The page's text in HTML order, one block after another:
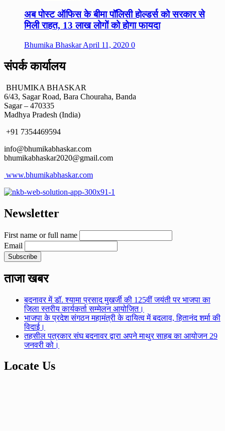
अब पोस्ट ऑफिस के बीमा पॉलिसी होल्डर्स को सरकार से
मिली राहत, 13 लाख लोगों को होगा फायदा
Bhumika BhaskarApril 11, 2020 0
संपर्क कार्यालय
BHUMIKA BHASKAR
6/43, Sagar Road, Bara Chouraha, Banda
Sagar – 470335
Madhya Pradesh (India)
+91 7354469594
info@bhumikabhaskar.com
bhumikabhaskar2020@gmail.com
www.bhumikabhaskar.com
Newsletter
First name or full name
Email
ताजा खबर
बदनावर में डॉ. श्यामा प्रसाद मुखर्जी की 125वीं जयंती पर भाजपा का
जिला स्तरीय कार्यकर्ता सम्मेलन आयोजित।
भाजपा के प्रदेश संगठन महामंत्री के दायित्व में बदलाव, हितानंद शर्मा की
विदाई।
तहसील पत्रकार संघ बदनावर द्वारा अपने माथुर साहब का आयोजन 29
जनवरी को।
Locate Us